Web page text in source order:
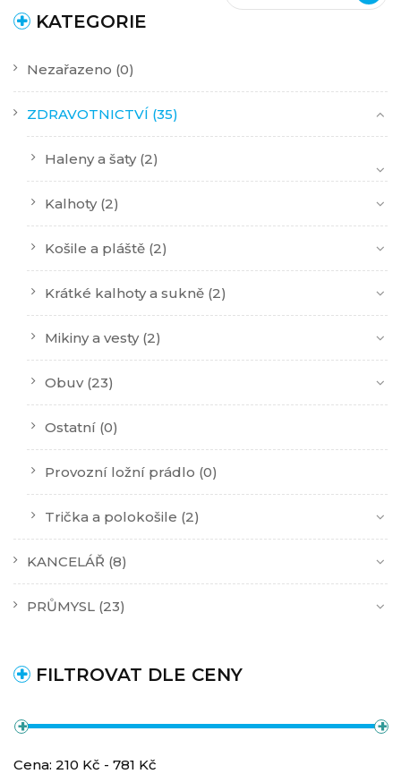
KATEGORIE
Nezařazeno (0)
ZDRAVOTNICTVÍ (35)
Haleny a šaty (2)
Kalhoty (2)
Košile a pláště (2)
Krátké kalhoty a sukně (2)
Mikiny a vesty (2)
Obuv (23)
Ostatní (0)
Provozní ložní prádlo (0)
Trička a polokošile (2)
KANCELÁŘ (8)
PRŮMYSL (23)
FILTROVAT DLE CENY
Cena: 210 Kč - 781 Kč